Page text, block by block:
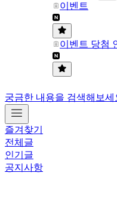
이벤트
이벤트 당첨
궁금한 내용을 검색해보세
즐겨찾기
전체글
인기글
공지사항